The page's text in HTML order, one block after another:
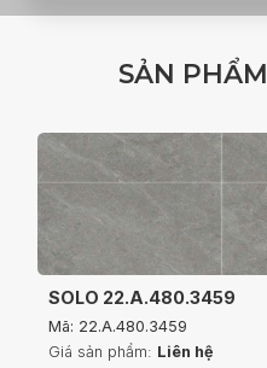
SẢN PHẨM
SOLO 22.A.480.3459
Mã: 22.A.480.3459
Giá sản phẩm: Liên hệ